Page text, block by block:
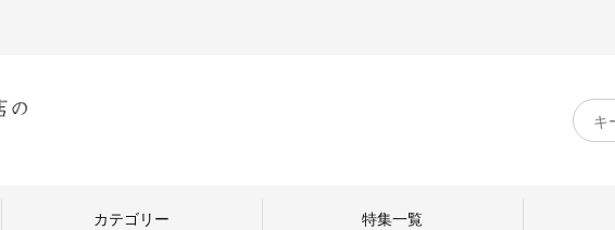
キ
ー
カテゴリー 特集一覧